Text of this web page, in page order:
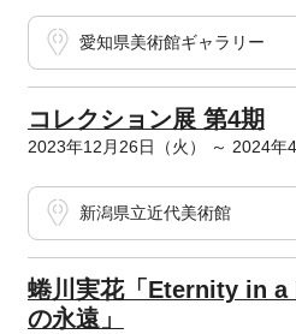
愛知県美術館ギャラリー
コレクション展 第4期
2023年12月26日（火） ～ 2024年4
新潟県立近代美術館
蜷川実花「Eternity in a
の永遠」